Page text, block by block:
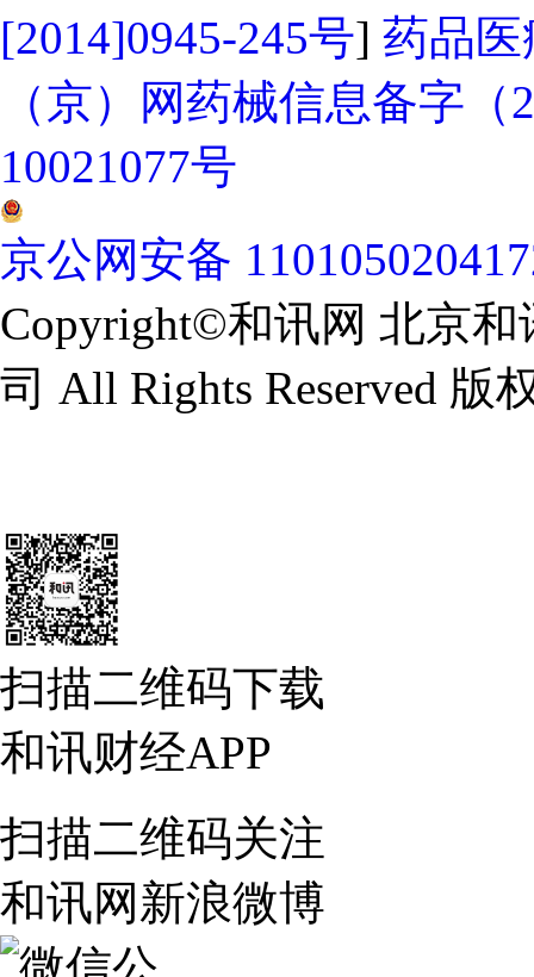
[2014]0945-245号] 药品
（京）网药械信息备字（
10021077号
京公网安备
Copyright©和讯网 北京
司 All Rights Reserved 版
扫描二维码下载
和讯财经APP
扫描二维码关注
和讯网新浪微博